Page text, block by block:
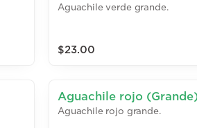
Aguachile verde grande.
$23.00
Aguachile rojo
Aguachile rojo grande.